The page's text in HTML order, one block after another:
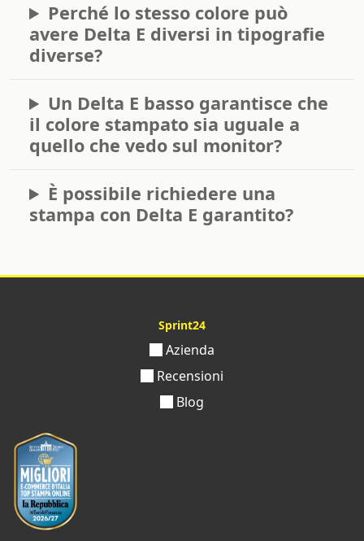
Perché lo stesso colore può
avere Delta E diversi in tipografie
diverse?
Un Delta E basso garantisce che
il colore stampato sia uguale a
quello che vedo sul monitor?
È possibile richiedere una
stampa con Delta E garantito?
Sprint24
Azienda
Recensioni
Blog